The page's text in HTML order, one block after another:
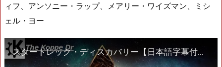
ィフ、アンソニー・ラップ、メアリー・ワイズマン、ミシ
ェル・ヨー
スタートレック・ディスカバリー【日本語字幕付き】STAR TREK Discoveay on NETFLIX